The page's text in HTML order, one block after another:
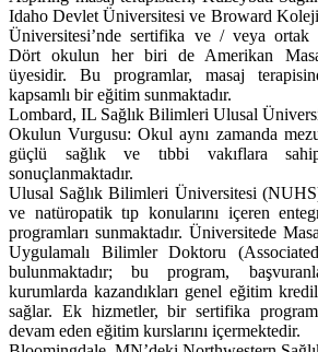
Idaho Devlet Üniversitesi ve Broward
Üniversitesi’nde sertifika ve / veya ortak
Dört okulun her biri de Amerikan
üyesidir. Bu programlar, masaj
kapsamlı bir eğitim sunmaktadır.
Lombard, IL Sağlık Bilimleri Ulusal
Okulun Vurgusu: Okul aynı zamanda
güçlü sağlık ve tıbbi vakıflara
sonuçlanmaktadır.
Ulusal Sağlık Bilimleri Üniversitesi
ve natüropatik tıp konularını içeren
programları sunmaktadır. Üniversitede
Uygulamalı Bilimler Doktoru
bulunmaktadır; bu program,
kurumlarda kazandıkları genel eğitim
sağlar. Ek hizmetler, bir sertifika
devam eden eğitim kurslarını içermektedir.